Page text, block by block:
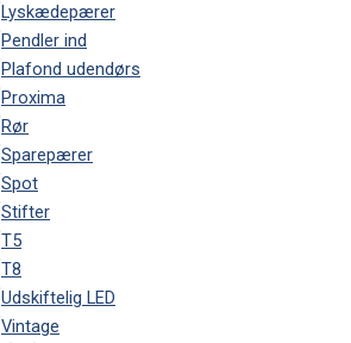
Lyskædepærer
Pendler ind
Plafond udendørs
Proxima
Rør
Sparepærer
Spot
Stifter
T5
T8
Udskiftelig LED
Vintage